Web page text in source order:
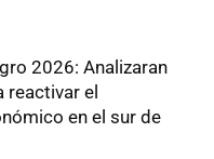
2026: Analizaran
el
en el sur de